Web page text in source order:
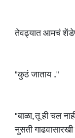
तेवढ्यात आमचं
"कुठं जाताय .."
"बाळा, तू ही चल
नुसती